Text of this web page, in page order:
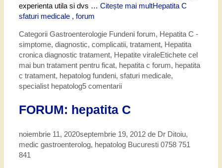
experienta utila si dvs … Citește mai multHepatita C
sfaturi medicale , forum
Categorii Gastroenterologie Fundeni forum, Hepatita C -
simptome, diagnostic, complicatii, tratament, Hepatita
cronica diagnostic tratament, Hepatite viraleEtichete cel
mai bun tratament pentru ficat, hepatita c forum, hepatita
c tratament, hepatolog fundeni, sfaturi medicale,
specialist hepatolog5 comentarii
FORUM: hepatita C
noiembrie 11, 2020septembrie 19, 2012 de Dr Ditoiu,
medic gastroenterolog, hepatolog Bucuresti 0758 751
841